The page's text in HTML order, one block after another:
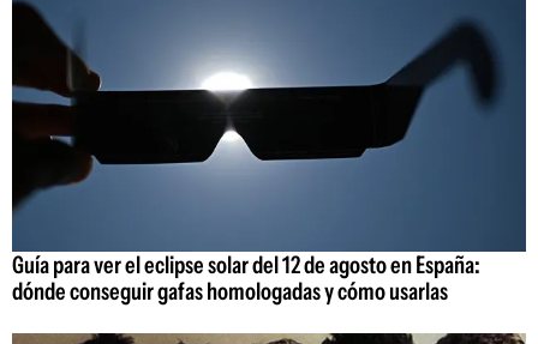
Guía para ver el eclipse solar del 12 de agosto en España:
dónde conseguir gafas homologadas y cómo usarlas